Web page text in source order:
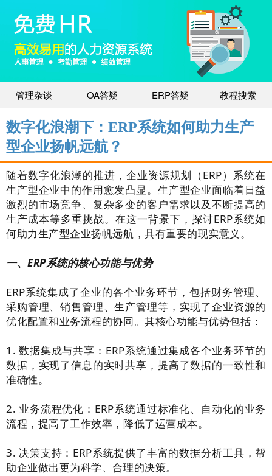
管理杂谈 OA答疑 ERP答疑 教程搜索
数字化浪潮下：ERP系统如何助力生产
型企业扬帆远航？
随着数字化浪潮的推进，企业资源规划（ERP）系统在
生产型企业中的作用愈发凸显。生产型企业面临着日益
激烈的市场竞争、复杂多变的客户需求以及不断提高的
生产成本等多重挑战。在这一背景下，探讨ERP系统如
何助力生产型企业扬帆远航，具有重要的现实意义。
一、ERP系统的核心功能与优势
ERP系统集成了企业的各个业务环节，包括财务管理、
采购管理、销售管理、生产管理等，实现了企业资源的
优化配置和业务流程的协同。其核心功能与优势包括：
1. 数据集成与共享：ERP系统通过集成各个业务环节的
数据，实现了信息的实时共享，提高了数据的一致性和
准确性。
2. 业务流程优化：ERP系统通过标准化、自动化的业务
流程，提高了工作效率，降低了运营成本。
3. 决策支持：ERP系统提供了丰富的数据分析工具，帮
助企业做出更为科学、合理的决策。